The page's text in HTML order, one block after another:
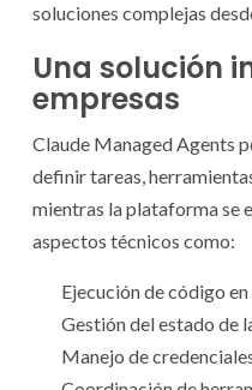
soluciones complejas
Una solución
empresas
Claude Managed Agents
definir tareas,
mientras la plataforma se
aspectos técnicos como:
Ejecución de código
Gestión del estado de
Manejo de